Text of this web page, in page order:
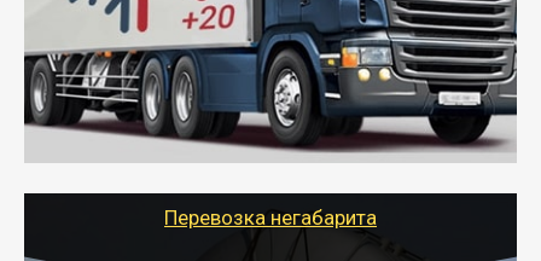
- Рефрижераторные перевозки грузов с
соблюдением температурного режима, работающим
термописцем, санитарной обработкой кузова и мед.
книжкой у водителя.
- Тайгер Логистик поможет быстро перевезти
скоропортящиеся продукты в любой город России с
Перевозка негабарита